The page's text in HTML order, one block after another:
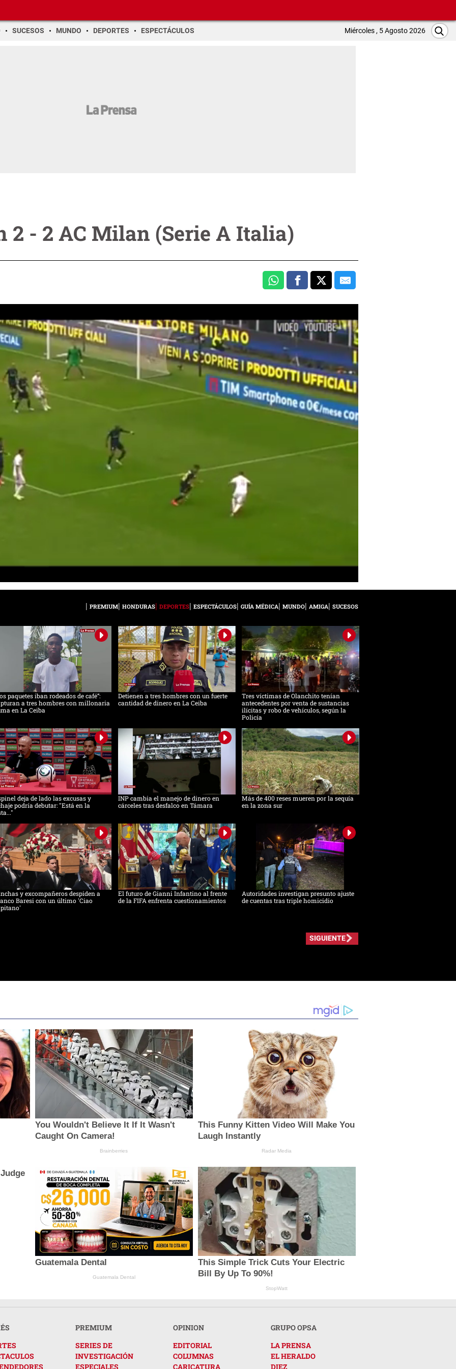
SUCESOS MUNDO DEPORTES ESPECTÁCULOS Miércoles , 5 Agosto 2026
2 - 2 AC Milan (Serie A Italia)
PREMIUM HONDURAS DEPORTES ESPECTÁCULOS GUÍA MÉDICA MUNDO AMIGA SUCESOS
paquetes iban rodeados de café”:
a tres hombres con millonaria
en La Ceiba
Detienen a tres hombres con un fuerte
cantidad de dinero en La Ceiba
Tres víctimas de Olanchito tenían
antecedentes por venta de sustancias
ilícitas y robo de vehículos, según la
Policía
deja de lado las excusas y
podría debutar: "Está en la
INP cambia el manejo de dinero en
cárceles tras desfalco en Támara
Más de 400 reses mueren por la sequía
en la zona sur
y excompañeros despiden a
Baresi con un último 'Ciao
El futuro de Gianni Infantino al frente
de la FIFA enfrenta cuestionamientos
Autoridades investigan presunto ajuste
de cuentas tras triple homicidio
SIGUIENTE
You Wouldn't Believe It If It Wasn't
Caught On Camera!
Brainberries
This Funny Kitten Video Will Make You
Laugh Instantly
Radar Media
Guatemala Dental
Guatemala Dental
This Simple Trick Cuts Your Electric
Bill By Up To 90%!
StopWatt
PREMIUM
SERIES DE
INVESTIGACIÓN
ESPECIALES
OPINION
EDITORIAL
COLUMNAS
CARICATURA
GRUPO OPSA
LA PRENSA
EL HERALDO
DIEZ